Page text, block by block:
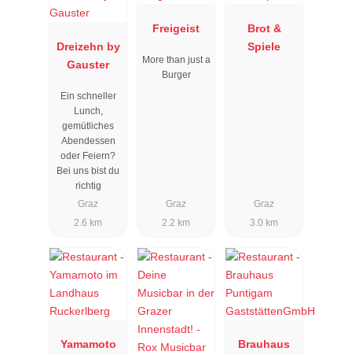
Dreizehn by
Gauster
Ein schneller
Lunch,
gemütliches
Abendessen
oder Feiern?
Bei uns bist du
richtig
Graz
2.6 km
Freigeist
More than just a
Burger
Graz
2.2 km
Brot &
Spiele
Graz
3.0 km
Yamamoto
Brauhaus